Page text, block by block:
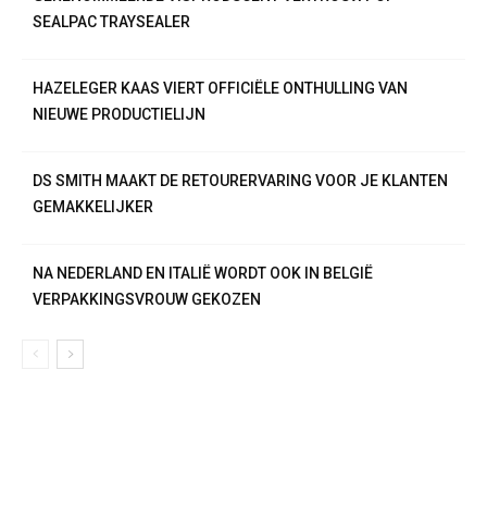
SEALPAC TRAYSEALER
HAZELEGER KAAS VIERT OFFICIËLE ONTHULLING VAN
NIEUWE PRODUCTIELIJN
DS SMITH MAAKT DE RETOURERVARING VOOR JE KLANTEN
GEMAKKELIJKER
NA NEDERLAND EN ITALIË WORDT OOK IN BELGIË
VERPAKKINGSVROUW GEKOZEN